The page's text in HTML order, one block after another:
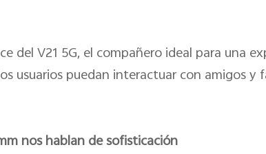
del V21 5G, el compañero ideal para una
usuarios puedan interactuar con amigos y
nos hablan de sofisticación